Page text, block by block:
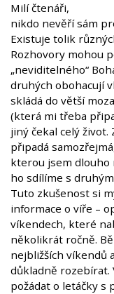
Milí čtenáři,
nikdo nevěří sám
Existuje tolik
Rozhovory mohou
„neviditelného“
druhých obohacují
skládá do větší
(která mi třeba
jiný čekal celý
připadá
kterou jsem dlouho
ho sdílíme s
Tuto zkušenost si
informace o víře –
víkendech, které
několikrát ročně.
nejbližších víkendů
důkladně rozebírat.
požádat o letáčky s